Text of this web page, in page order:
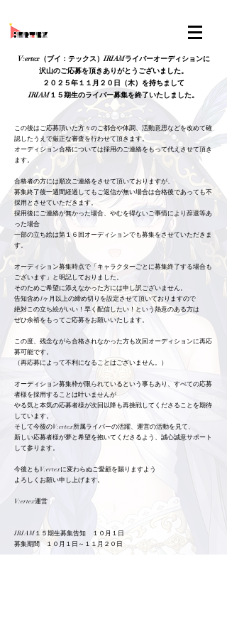
V:ertex（ブイ：テックス）IRIAMライバーオーディションに
沢山のご応募を頂きありがとうございました。
２０２５年１１月２０日（木）を持ちまして
IRIAM１５期生のライバー募集を終了いたしました。
この後はご応募頂いた方々のご都合や体調、活動意思などを改めて確
認したうえで厳正な審査を行わせて頂きます。
オーディション合格については採用のご連絡をもって代えさせて頂き
ます。
合格者の方には順次ご連絡をさせて頂いておりますが、
募集終了後一週間経過してもご返信が無い場合は合格後であっても不
採用とさせていただきます。
採用後にご連絡が無かった場合、やむを得ないご事情により辞退等あ
った場合
一部の立ち絵は第１６回オーディションでも募集をさせていただきま
す。
オーディション募集時点で「キャラクターごとに募集終了する場合も
ございます」と明記しておりました。
そのためご希望に添えなかった方には申し訳ございません。
告知含め1ヶ月以上の締め切りを設定させて頂いておりますので
絶対この立ち絵がいい！早く配信したい！という熱意のある方は
ぜひ余裕をもってご応募をお願いいたします。
この度、残念ながら合格されなかった方も次回オーディションに再応
募可能です。
（再応募によって不利になることはございません。）
オーディション募集枠が限られているという事もあり、すべての応募
者様を採用することは叶いませんが
やる気と本気の応募者様が次回以降も再挑戦してくださることを期待
しています。
そして今後のV:ertex所属ライバーの活躍、運営の活動を見て、
新しい応募者様が夢と希望を抱いてくださるよう、誠心誠意サポート
して参ります。
今後ともV:ertexに変わらぬご愛顧を賜りますよう
よろしくお願い申し上げます。
V:ertex運営
IRIAM１５期生募集告知 １０月１日
募集期間 １０月１日～１１月２０日